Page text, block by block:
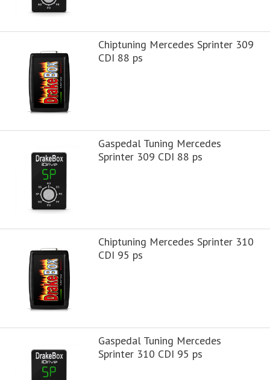
Chiptuning Mercedes Sprinter 309
CDI 88 ps
Gaspedal Tuning Mercedes
Sprinter 309 CDI 88 ps
Chiptuning Mercedes Sprinter 310
CDI 95 ps
Gaspedal Tuning Mercedes
Sprinter 310 CDI 95 ps